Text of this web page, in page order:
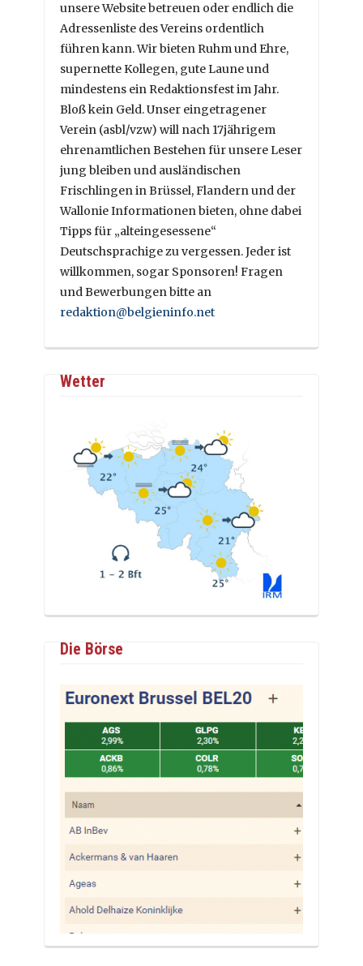
unsere Website betreuen oder endlich die
Adressenliste des Vereins ordentlich
führen kann. Wir bieten Ruhm und Ehre,
supernette Kollegen, gute Laune und
mindestens ein Redaktionsfest im Jahr.
Bloß kein Geld. Unser eingetragener
Verein (asbl/vzw) will nach 17jährigem
ehrenamtlichen Bestehen für unsere Leser
jung bleiben und ausländischen
Frischlingen in Brüssel, Flandern und der
Wallonie Informationen bieten, ohne dabei
Tipps für „alteingesessene“
Deutschsprachige zu vergessen. Jeder ist
willkommen, sogar Sponsoren! Fragen
und Bewerbungen bitte an
redaktion@belgieninfo.net
Wetter
Die Börse